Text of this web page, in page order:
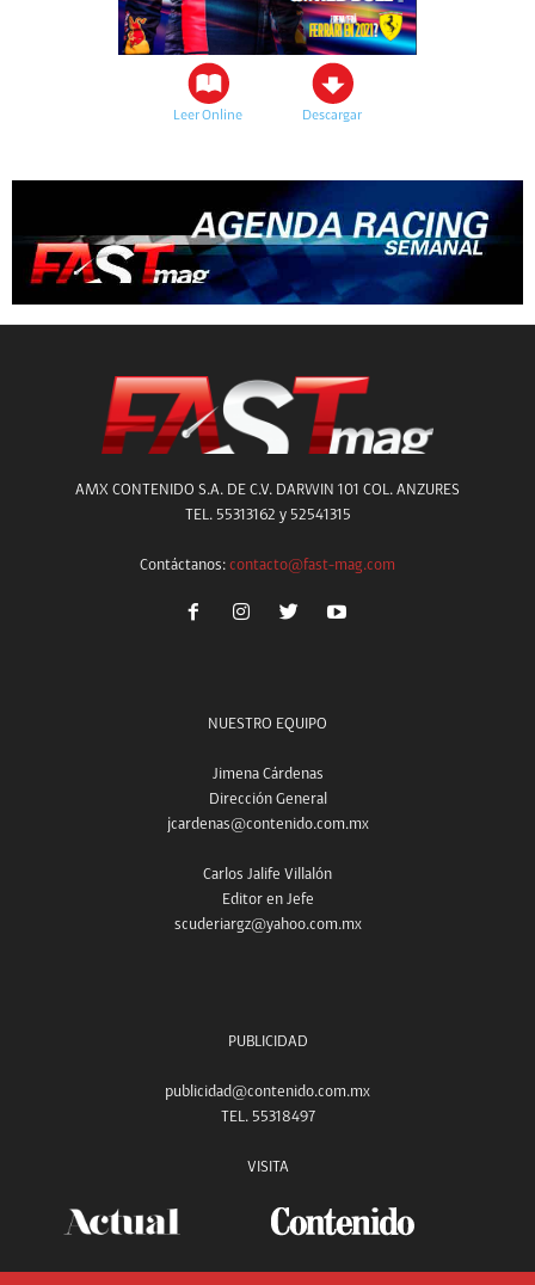
Leer Online Descargar
AMX CONTENIDO S.A. DE C.V. DARWIN 101 COL. ANZURES
TEL. 55313162 y 52541315
Contáctanos: contacto@fast-mag.com
NUESTRO EQUIPO
Jimena Cárdenas
Dirección General
jcardenas@contenido.com.mx
Carlos Jalife Villalón
Editor en Jefe
scuderiargz@yahoo.com.mx
PUBLICIDAD
publicidad@contenido.com.mx
TEL. 55318497
VISITA